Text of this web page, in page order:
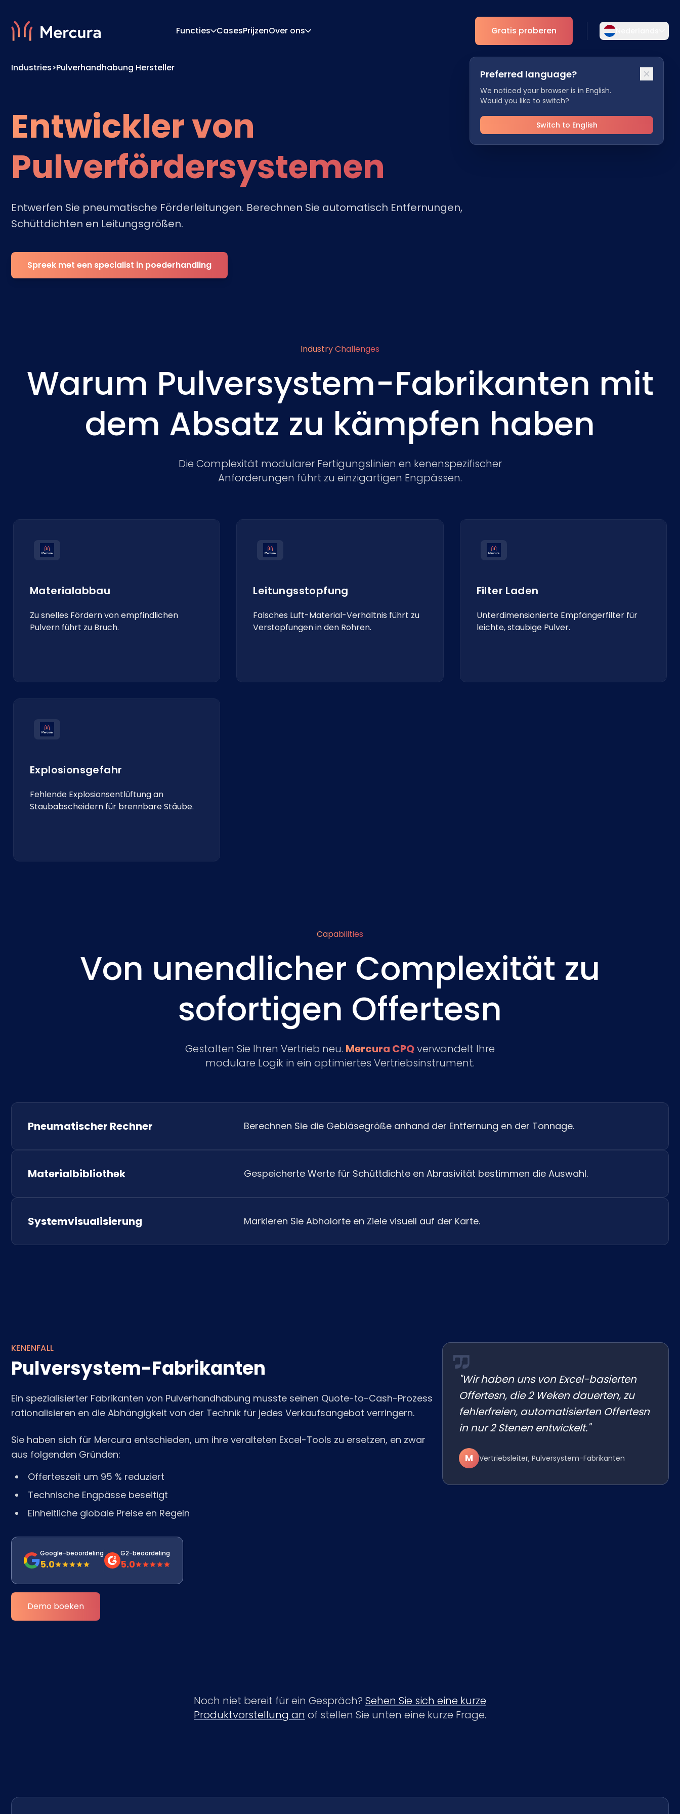
Functies
Analytics
CasesPrijzenOver ons
Preferred language?
We noticed your browser is in English.
Would you like to switch?
Switch to English
Gratis proberen
Kies uw voorkeurstaal voor een meer
persoonlijke ervaring.
English Deutsch
Español Dansk
Industries>Pulverhandhabung Hersteller
Entwickler von
Pulverfördersystemen
Entwerfen Sie pneumatische Förderleitungen. Berechnen Sie automatisch Entfernungen,
Schüttdichten en Leitungsgrößen.
Spreek met een specialist in poederhandling
Industry Challenges
Warum Pulversystem-Fabrikanten mit
dem Absatz zu kämpfen haben
Die Complexität modularer Fertigungslinien en kenenspezifischer
Anforderungen führt zu einzigartigen Engpässen.
Materialabbau
Zu snelles Fördern von empfindlichen
Pulvern führt zu Bruch.
Leitungsstopfung
Falsches Luft-Material-Verhältnis führt zu
Verstopfungen in den Rohren.
Filter Laden
Unterdimensionierte Empfängerfilter für
leichte, staubige Pulver.
Explosionsgefahr
Fehlende Explosionsentlüftung an
Staubabscheidern für brennbare Stäube.
Capabilities
Von unendlicher Complexität zu
sofortigen Offertesn
Gestalten Sie Ihren Vertrieb neu. Mercura CPQverwandelt Ihre
modulare Logik in ein optimiertes Vertriebsinstrument.
Pneumatischer Rechner Berechnen Sie die Gebläsegröße anhand der Entfernung en der Tonnage.
Materialbibliothek Gespeicherte Werte für Schüttdichte en Abrasivität bestimmen die Auswahl.
Systemvisualisierung Markieren Sie Abholorte en Ziele visuell auf der Karte.
KENENFALL
Pulversystem-Fabrikanten
Ein spezialisierter Fabrikanten von Pulverhandhabung musste seinen Quote-to-Cash-Prozess
rationalisieren en die Abhängigkeit von der Technik für jedes Verkaufsangebot verringern.
Sie haben sich für Mercura entschieden, um ihre veralteten Excel-Tools zu ersetzen, en zwar
aus folgenden Gründen:
Offerteszeit um 95 % reduziert
Technische Engpässe beseitigt
Einheitliche globale Preise en Regeln
Google-beoordeling
5.0
G2-beoordeling
5.0
Demo boeken
"Wir haben uns von Excel-basierten
Offertesn, die 2 Weken dauerten, zu
fehlerfreien, automatisierten Offertesn
in nur 2 Stenen entwickelt."
M Vertriebsleiter, Pulversystem-Fabrikanten
Noch niet bereit für ein Gespräch? Sehen Sie sich eine kurze
Produktvorstellung an of stellen Sie unten eine kurze Frage.